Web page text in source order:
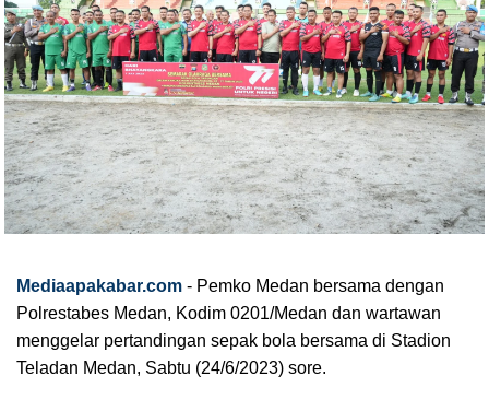
Mediaapakabar.com - Pemko Medan bersama dengan
Polrestabes Medan, Kodim 0201/Medan dan wartawan
menggelar pertandingan sepak bola bersama di Stadion
Teladan Medan, Sabtu (24/6/2023) sore.